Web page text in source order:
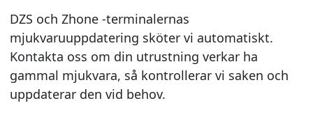
DZS och Zhone -terminalernas
mjukvaruuppdatering sköter vi automatiskt.
Kontakta oss om din utrustning verkar ha
gammal mjukvara, så kontrollerar vi saken och
uppdaterar den vid behov.